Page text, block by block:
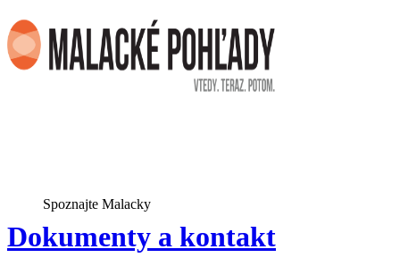
Spoznajte Malacky
Dokumenty a kontakt